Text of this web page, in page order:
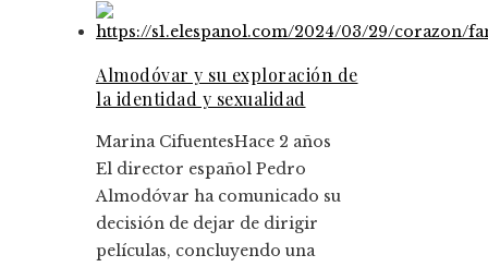
Almodóvar y su exploración de
la identidad y sexualidad
Marina CifuentesHace 2 años
El director español Pedro
Almodóvar ha comunicado su
decisión de dejar de dirigir
películas, concluyendo una